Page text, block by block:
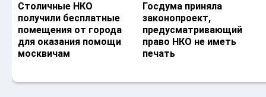
Столичные НКО
получили бесплатные
помещения от города
для оказания помощи
москвичам
Госдума приняла
законопроект,
предусматривающий
право НКО не иметь
печать